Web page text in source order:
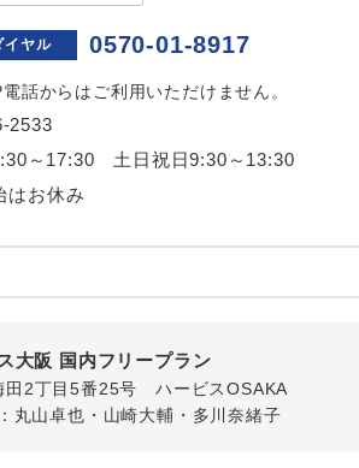
イヤル 0570-01-8917
話からはご利用いただけません。
2533
～17:30 土日祝日9:30～13:30
はお休み
大阪 国内フリープラン
2丁目5番25号 ハービスOSAKA
丸山卓也・山崎大輔・多川奈緒子